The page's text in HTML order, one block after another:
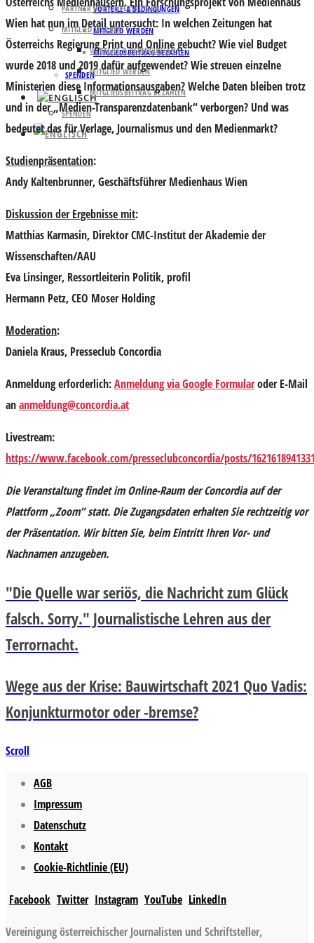
VORTEILE & BEDINGUNGEN
MITGLIED WERDEN
MITGLIEDSBEITRAG BEZAHLEN
SPENDEN
PARTNER UND UNTERSTÜTZER
MITGLIED WERDEN
VORTEILE & BEDINGUNGEN
MITGLIED WERDEN
MITGLIEDSBEITRAG BEZAHLEN
SPENDEN
Wien hat nun im Detail untersucht: In welchen Zeitungen hat
Österreichs Regierung Print und Online gebucht? Wie viel Budget
wurde 2018 und 2019 dafür aufgewendet? Wie streuen einzelne
Ministerien diese Informationsausgaben? Welche Daten bleiben trotz
und in der „Medien-Transparenzdatenbank“ verborgen? Und was
bedeutet das für Verlage, Journalismus und den Medienmarkt?
Studienpräsentation:
Andy Kaltenbrunner, Geschäftsführer Medienhaus Wien
Diskussion der Ergebnisse mit:
Matthias Karmasin, Direktor CMC-Institut der Akademie der
Wissenschaften/AAU
Eva Linsinger, Ressortleiterin Politik, profil
Hermann Petz, CEO Moser Holding
Moderation:
Daniela Kraus, Presseclub Concordia
Anmeldung erforderlich:Anmeldung via Google Formularoder E-Mail
ananmeldung@concordia.at
Livestream:
https://www.facebook.com/presseclubconcordia/posts/
Die Veranstaltung findet im Online-Raum der Concordia auf der
Plattform „Zoom” statt. Die Zugangsdaten erhalten Sie rechtzeitig vor
der Präsentation. Wir bitten Sie, beim Eintritt Ihren Vor- und
Nachnamen anzugeben.
"Die Quelle war seriös, die Nachricht zum Glück
falsch. Sorry." Journalistische Lehren aus der
Terrornacht.
Wege aus der Krise: Bauwirtschaft 2021 Quo Vadis:
Konjunkturmotor oder -bremse?
Scroll
AGB
Impressum
Datenschutz
Kontakt
Cookie-Richtlinie (EU)
Facebook Twitter Instagram YouTube LinkedIn
Vereinigung österreichischer Journalisten und Schriftsteller,